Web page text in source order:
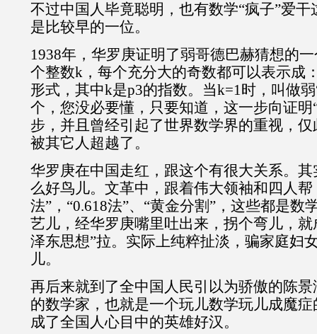
不过中国人毕竟聪明，也有数学“疯子”爱
是比较早的一位。
1938年，华罗庚证明了弱哥德巴赫猜想的
个整数k，每个充分大的奇数都可以表示成
形式，其中k是p3的指数。当k=1时，叫做
个，您没必要懂，只要知道，这一步向证明
步，并且曾经引起了世界数学界的重视，
被其它人超越了。
华罗庚在中国走红，跟这个有很大关系。
么好鸟儿。文革中，跟着伟大领袖和四人帮
法”，“0.618法”、“黄金分割”，这些都是数
艺儿，经华罗庚嘴里吐出来，拐个弯儿，
泽东思想”拉。实际上纯粹扯淡，骗家庭妇
儿。
再后来就到了全中国人民引以为骄傲的陈
的数学家，也就是一个玩儿数学玩儿成魔
成了全国人心目中的英雄好汉。